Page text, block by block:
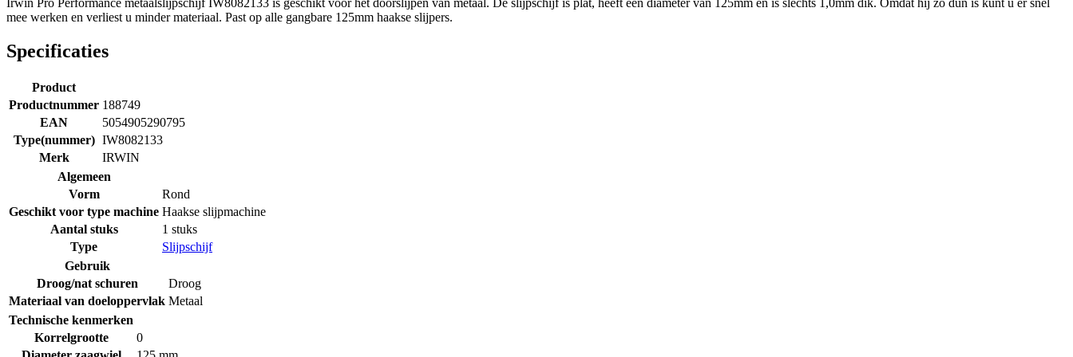
mee werken en verliest u minder materiaal. Past op alle gangbare 125mm haakse slijpers.
Specificaties
Product
Productnummer 188749
EAN
5054905290795
Type(nummer) IW8082133
Merk
IRWIN
Algemeen
Vorm
Rond
Geschikt voor type machine Haakse slijpmachine
Aantal stuks
1 stuks
Type
Slijpschijf
Gebruik
Droog/nat schuren
Droog
Materiaal van doeloppervlak Metaal
Technische kenmerken
Korrelgrootte
0